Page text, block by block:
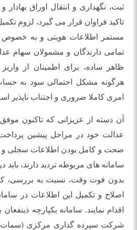
ثبت، نگهداری و انتقال اوراق
تاکید فراوان قرار می گیرد، لزوم
مستمر اطلاعات هویتی و به خصوص
تمامی دارندگان و مشمولان سهام
ظاهر ساده، برای اطمینان از
هرگونه مشکل احتمالی سود به
امری کاملا ضروری و اجتناب ناپذیر
آن دسته از عزیزانی که تاکنون
عدالت خود در مراحل پیشین پرداخت
صحت و کامل بودن اطلاعات سجلی و
سامانه های مربوطه تردید دارند،
بدون فوت وقت، نسبت به بررسی،
اصلاح و تکمیل این اطلاعات در
اقدام نمایند. سامانه یکپارچه
شرکت سپرده گذاری مرکزی (سمات)